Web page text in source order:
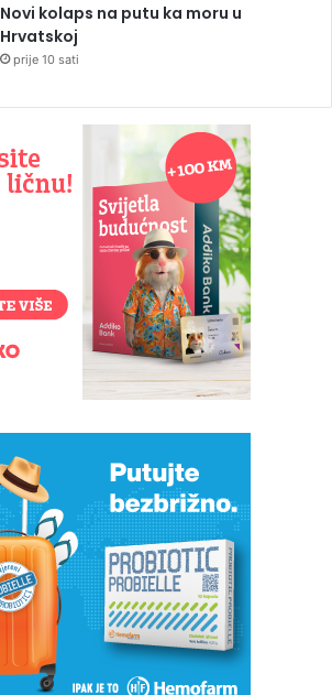
Novi kolaps na putu ka moru u
Hrvatskoj
prije 10 sati